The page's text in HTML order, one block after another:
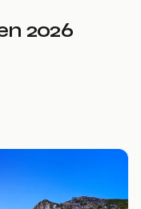
2026